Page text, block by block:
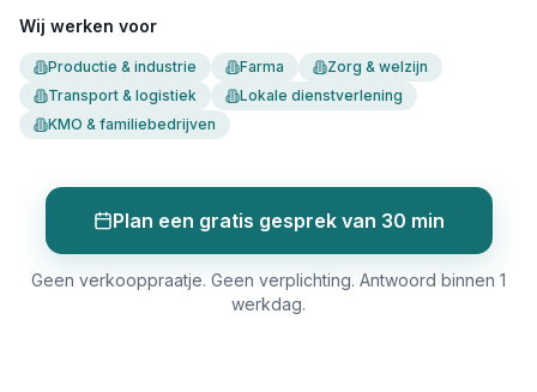
Wij werken voor
Productie & industrie Farma
Zorg & welzijn
Transport & logistiek
Lokale dienstverlening
KMO & familiebedrijven
Plan een gratis gesprek van 30 min
Geen verkooppraatje. Geen verplichting. Antwoord binnen 1
werkdag.